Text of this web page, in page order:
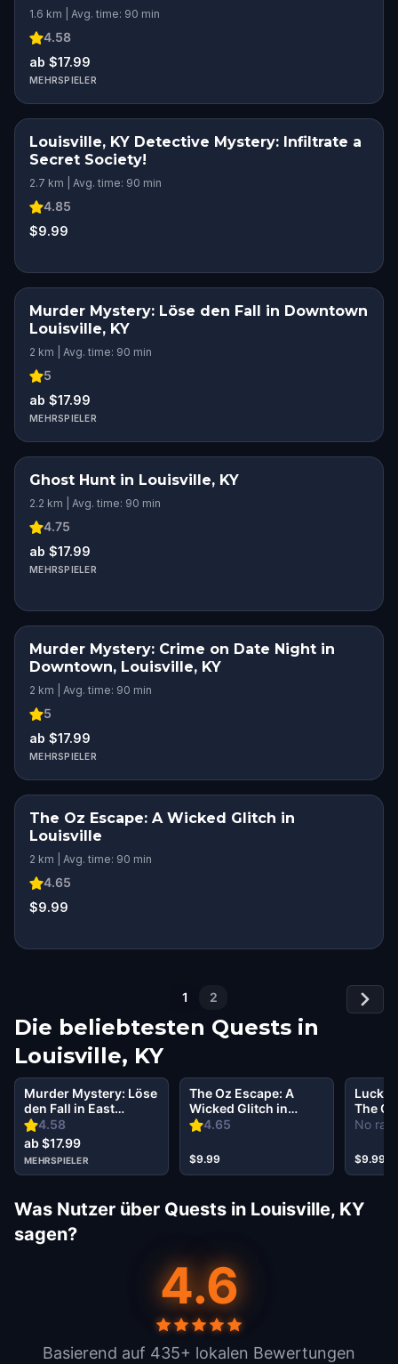
1.6 km | Avg. time: 90 min
4.58
ab $17.99
MEHRSPIELER
Louisville, KY Detective Mystery: Infiltrate a
Secret Society!
2.7 km | Avg. time: 90 min
4.85
$9.99
Murder Mystery: Löse den Fall in Downtown
Louisville, KY
2 km | Avg. time: 90 min
5
ab $17.99
MEHRSPIELER
Ghost Hunt in Louisville, KY
2.2 km | Avg. time: 90 min
4.75
ab $17.99
MEHRSPIELER
Murder Mystery: Crime on Date Night in
Downtown, Louisville, KY
2 km | Avg. time: 90 min
5
ab $17.99
MEHRSPIELER
The Oz Escape: A Wicked Glitch in
Louisville
2 km | Avg. time: 90 min
4.65
$9.99
1 2
Die beliebtesten Quests in
Louisville, KY
4.58
Murder Mystery: Löse
den Fall in East
Market District
Louisville, KY
ab $17.99
MEHRSPIELER
4.65
The Oz Escape: A
Wicked Glitch in
Louisville
$9.99
No
Lucky
The
in
$9.99
Was Nutzer über Quests in Louisville, KY
sagen?
4.6
Basierend auf 435+ lokalen Bewertungen